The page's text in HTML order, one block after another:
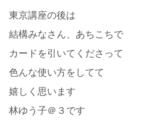
東京講座の後は
結構みなさん、あちこちで
カードを引いてくださって
色んな使い方をしてて
嬉しく思います
林ゆう子＠３です